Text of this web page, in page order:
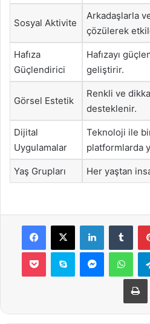
Sosyal Aktivite
Arkadaşlarla
çözülerek
Hafıza
Güçlendirici
Hafızayı
geliştirir.
Görsel Estetik
Renkli ve
desteklenir.
Dijital
Uygulamalar
Teknoloji ile
platformlarda
Yaş Grupları Her yaştan
Facebook
X LinkedIn
Pocket Skype Messenger